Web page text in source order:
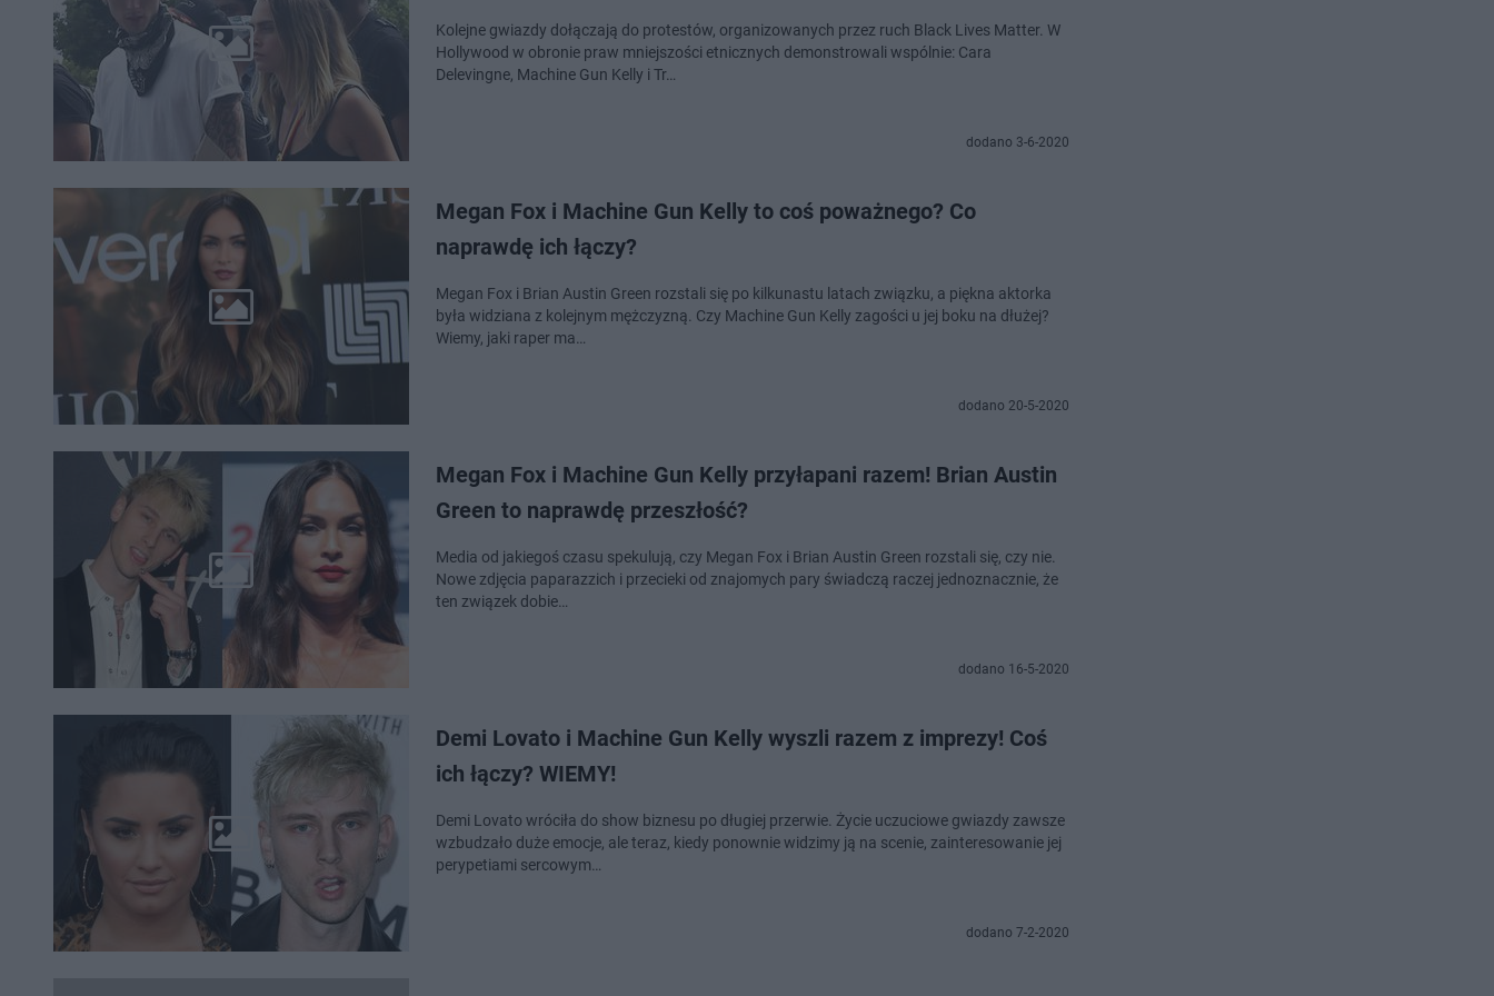
Kolejne gwiazdy dołączają do protestów, organizowanych przez ruch Black Lives Matter. W
Hollywood w obronie praw mniejszości etnicznych demonstrowali wspólnie: Cara
Delevingne, Machine Gun Kelly i Tr…
dodano 3-6-2020
Megan Fox i Machine Gun Kelly to coś poważnego? Co
naprawdę ich łączy?
Megan Fox i Brian Austin Green rozstali się po kilkunastu latach związku, a piękna aktorka
była widziana z kolejnym mężczyzną. Czy Machine Gun Kelly zagości u jej boku na dłużej?
Wiemy, jaki raper ma…
dodano 20-5-2020
Megan Fox i Machine Gun Kelly przyłapani razem! Brian Austin
Green to naprawdę przeszłość?
Media od jakiegoś czasu spekulują, czy Megan Fox i Brian Austin Green rozstali się, czy nie.
Nowe zdjęcia paparazzich i przecieki od znajomych pary świadczą raczej jednoznacznie, że
ten związek dobie…
dodano 16-5-2020
Demi Lovato i Machine Gun Kelly wyszli razem z imprezy! Coś
ich łączy? WIEMY!
Demi Lovato wróciła do show biznesu po długiej przerwie. Życie uczuciowe gwiazdy zawsze
wzbudzało duże emocje, ale teraz, kiedy ponownie widzimy ją na scenie, zainteresowanie jej
perypetiami sercowym…
dodano 7-2-2020